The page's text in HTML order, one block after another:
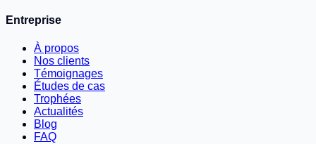
Entreprise
À propos
Nos clients
Témoignages
Études de cas
Trophées
Actualités
Blog
FAQ